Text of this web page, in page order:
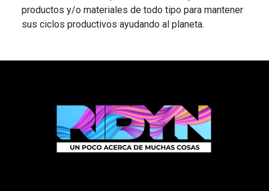
productos y/o materiales de todo tipo para mantener
sus ciclos productivos ayudando al planeta.